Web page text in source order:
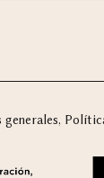
generales,